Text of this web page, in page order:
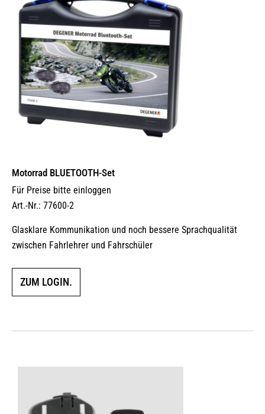
Motorrad BLUETOOTH-Set
Für Preise bitte einloggen
Art.-Nr.: 77600-2
Glasklare Kommunikation und noch bessere Sprachqualität
zwischen Fahrlehrer und Fahrschüler
ZUM LOGIN.